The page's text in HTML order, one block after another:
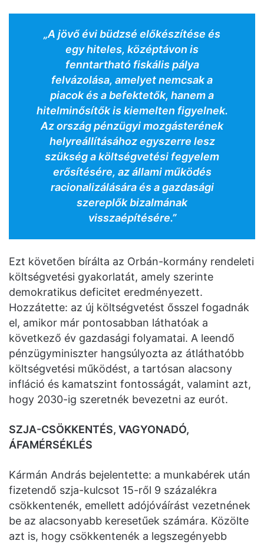
„A jövő évi büdzsé előkészítése és
egy hiteles, középtávon is
fenntartható fiskális pálya
felvázolása, amelyet nemcsak a
piacok és a befektetők, hanem a
hitelminősítők is kiemelten figyelnek.
Az ország pénzügyi mozgásterének
helyreállításához egyszerre lesz
szükség a költségvetési fegyelem
erősítésére, az állami működés
racionalizálására és a gazdasági
szereplők bizalmának
visszaépítésére.”
Ezt követően bírálta az Orbán-kormány rendeleti
költségvetési gyakorlatát, amely szerinte
demokratikus deficitet eredményezett.
Hozzátette: az új költségvetést ősszel fogadnák
el, amikor már pontosabban láthatóak a
következő év gazdasági folyamatai. A leendő
pénzügyminiszter hangsúlyozta az átláthatóbb
költségvetési működést, a tartósan alacsony
infláció és kamatszint fontosságát, valamint azt,
hogy 2030-ig szeretnék bevezetni az eurót.
SZJA-CSÖKKENTÉS, VAGYONADÓ,
ÁFAMÉRSÉKLÉS
Kármán András bejelentette: a munkabérek után
fizetendő szja-kulcsot 15-ről 9 százalékra
csökkentenék, emellett adójóváírást vezetnének
be az alacsonyabb keresetűek számára. Közölte
azt is, hogy csökkentenék a legszegényebb